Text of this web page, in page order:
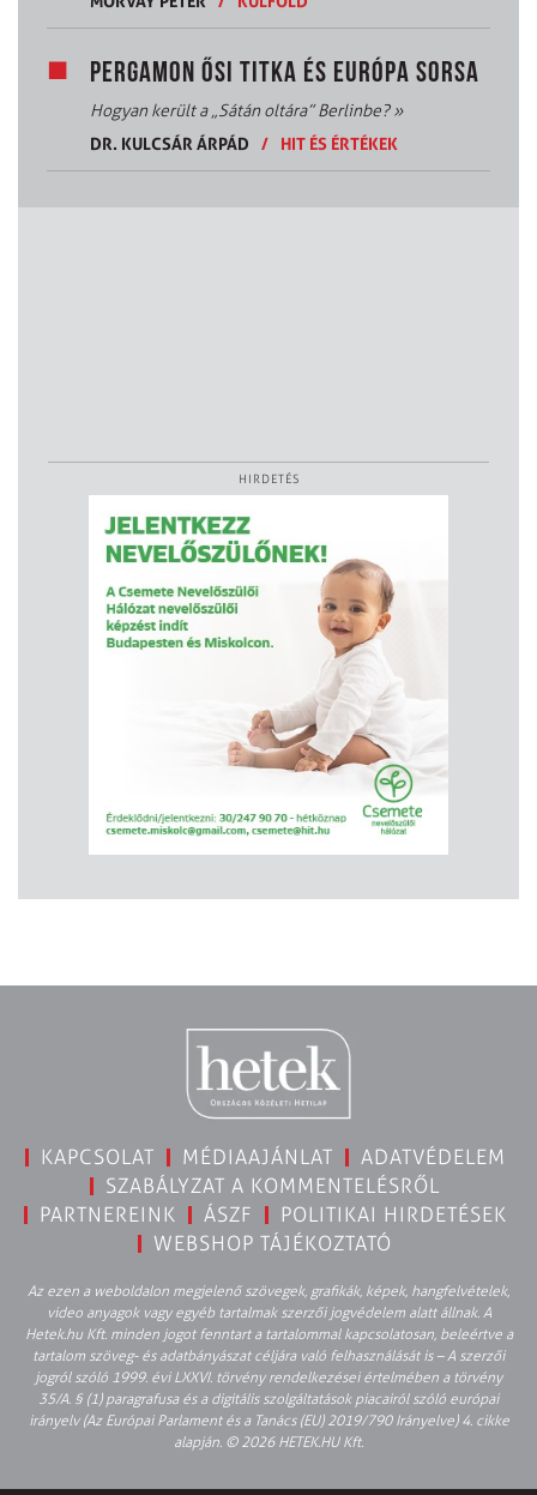
PERGAMON ŐSI TITKA ÉS EURÓPA SORSA
Hogyan került a „Sátán oltára” Berlinbe?»
DR. KULCSÁR ÁRPÁD
/ HIT ÉS ÉRTÉKEK
HIRDETÉS
KAPCSOLAT MÉDIAAJÁNLAT
ADATVÉDELEM
SZABÁLYZAT A KOMMENTELÉSRŐL
PARTNEREINK
ÁSZF
POLITIKAI HIRDETÉSEK
WEBSHOP TÁJÉKOZTATÓ
Az ezen a weboldalon megjelenő szövegek, grafikák, képek, hangfelvételek,
video anyagok vagy egyéb tartalmak szerzői jogvédelem alatt állnak. A
Hetek.hu Kft. minden jogot fenntart a tartalommal kapcsolatosan, beleértve a
tartalom szöveg- és adatbányászat céljára való felhasználását is – A szerzői
jogról szóló 1999. évi LXXVI. törvény rendelkezései értelmében a törvény
35/A. § (1) paragrafusa és a digitális szolgáltatások piacairól szóló európai
irányelv (Az Európai Parlament és a Tanács (EU) 2019/790 Irányelve) 4. cikke
alapján. © 2026 HETEK.HU Kft.